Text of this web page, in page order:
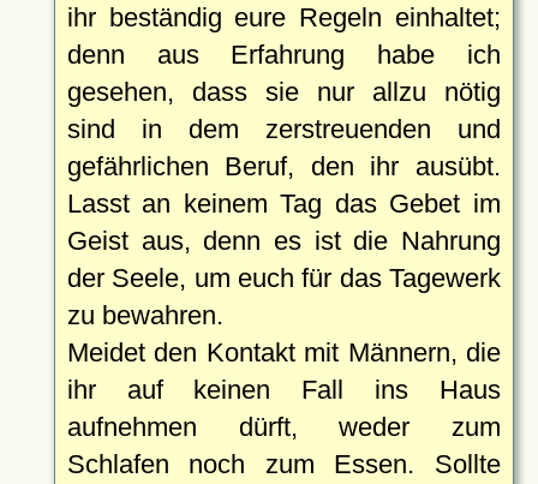
ihr beständig eure Regeln einhaltet;
denn aus Erfahrung habe ich
gesehen, dass sie nur allzu nötig
sind in dem zerstreuenden und
gefährlichen Beruf, den ihr ausübt.
Lasst an keinem Tag das Gebet im
Geist aus, denn es ist die Nahrung
der Seele, um euch für das Tagewerk
zu bewahren.
Meidet den Kontakt mit Männern, die
ihr auf keinen Fall ins Haus
aufnehmen dürft, weder zum
Schlafen noch zum Essen. Sollte